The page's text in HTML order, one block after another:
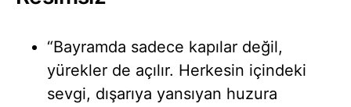
“Bayramda sadece kapılar değil,
yürekler de açılır. Herkesin içindeki
sevgi, dışarıya yansıyan huzura